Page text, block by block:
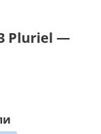
Pluriel —